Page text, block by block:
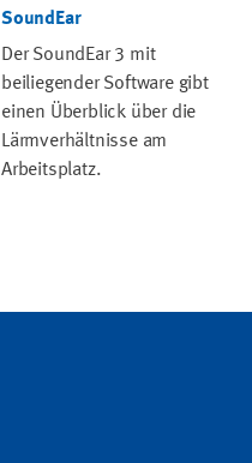
SoundEar
Der SoundEar 3 mit
beiliegender Software gibt
einen Überblick über die
Lärmverhältnisse am
Arbeitsplatz.